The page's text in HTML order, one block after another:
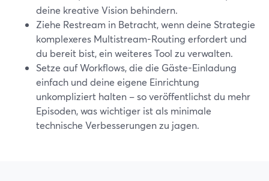
deine kreative Vision behindern.
Ziehe Restream in Betracht, wenn deine Strategie
komplexeres Multistream-Routing erfordert und
du bereit bist, ein weiteres Tool zu verwalten.
Setze auf Workflows, die die Gäste-Einladung
einfach und deine eigene Einrichtung
unkompliziert halten – so veröffentlichst du mehr
Episoden, was wichtiger ist als minimale
technische Verbesserungen zu jagen.